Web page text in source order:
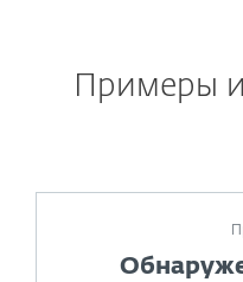
Примеры